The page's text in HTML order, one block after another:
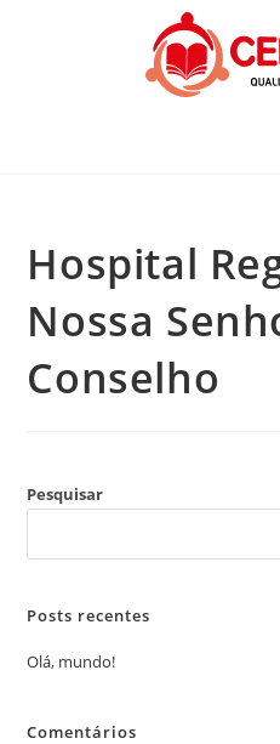
Hospital
Nossa
Conselho
Pesquisar
Posts recentes
Olá, mundo!
Comentários